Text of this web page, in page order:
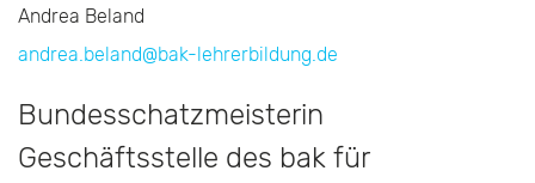
Andrea Beland
andrea.beland@bak-lehrerbildung.de
Bundesschatzmeisterin
Geschäftsstelle des bak für